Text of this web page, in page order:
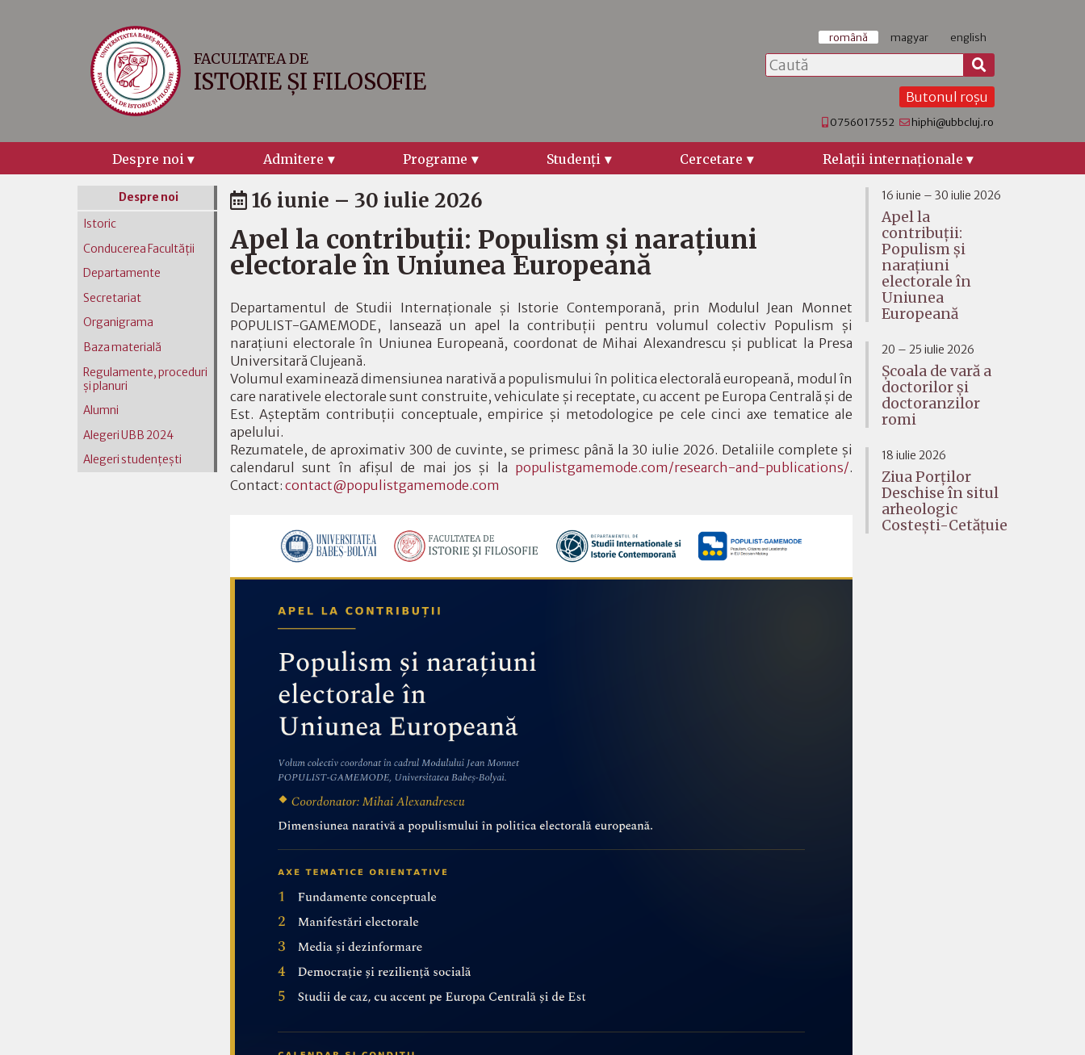
FACULTATEA DE
ISTORIE ȘI FILOSOFIE
română magyar english
Butonul roșu
0756017552 hiphi@ubbcluj.ro
Despre noi Admitere Programe Studenţi Cercetare Relaţii internaţionale
16 iunie – 30 iulie 2026
Apel la contribuții: Populism și narațiuni
electorale în Uniunea Europeană
Departamentul de Studii Internaționale și Istorie Contemporană, prin Modulul Jean Monnet
POPULIST-GAMEMODE, lansează un apel la contribuții pentru volumul colectiv Populism și
narațiuni electorale în Uniunea Europeană, coordonat de Mihai Alexandrescu și publicat la Presa
Universitară Clujeană.
Volumul examinează dimensiunea narativă a populismului în politica electorală europeană, modul în
care narativele electorale sunt construite, vehiculate și receptate, cu accent pe Europa Centrală și de
Est. Așteptăm contribuții conceptuale, empirice și metodologice pe cele cinci axe tematice ale
apelului.
Rezumatele, de aproximativ 300 de cuvinte, se primesc până la 30 iulie 2026. Detaliile complete și
calendarul sunt în afișul de mai jos și la populistgamemode.com/research-and-publications/.
Contact: contact@populistgamemode.com
Despre noi
Istoric
Conducerea Facultății
Departamente
Secretariat
Organigrama
Baza materială
Regulamente, proceduri
și planuri
Alumni
Alegeri UBB 2024
Alegeri studențești
16 iunie – 30 iulie 2026
Apel la
contribuții:
Populism și
narațiuni
electorale în
Uniunea
Europeană
20 – 25 iulie 2026
Școala de vară a
doctorilor și
doctoranzilor
romi
18 iulie 2026
Ziua Porților
Deschise în situl
arheologic
Costești-Cetățuie